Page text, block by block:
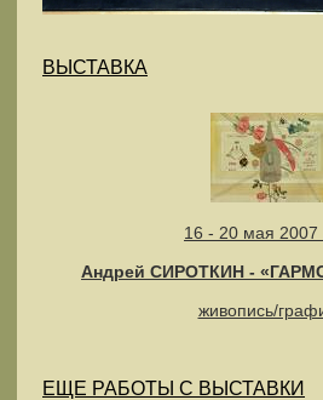
ВЫСТАВКА
16 - 20 мая 2007
Андрей СИРОТКИН -
живопись/
ЕЩЕ РАБОТЫ С ВЫСТАВКИ